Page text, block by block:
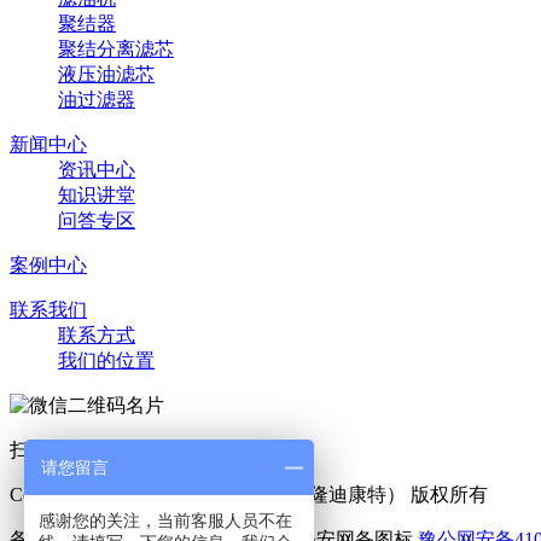
聚结器
聚结分离滤芯
液压油滤芯
油过滤器
新闻中心
资讯中心
知识讲堂
问答专区
案例中心
联系我们
联系方式
我们的位置
扫一扫 添加好友
Copyright © 2025 利菲尔特（商标：隆迪康特） 版权所有
请您留言
感谢您的关注，当前客服人员不在